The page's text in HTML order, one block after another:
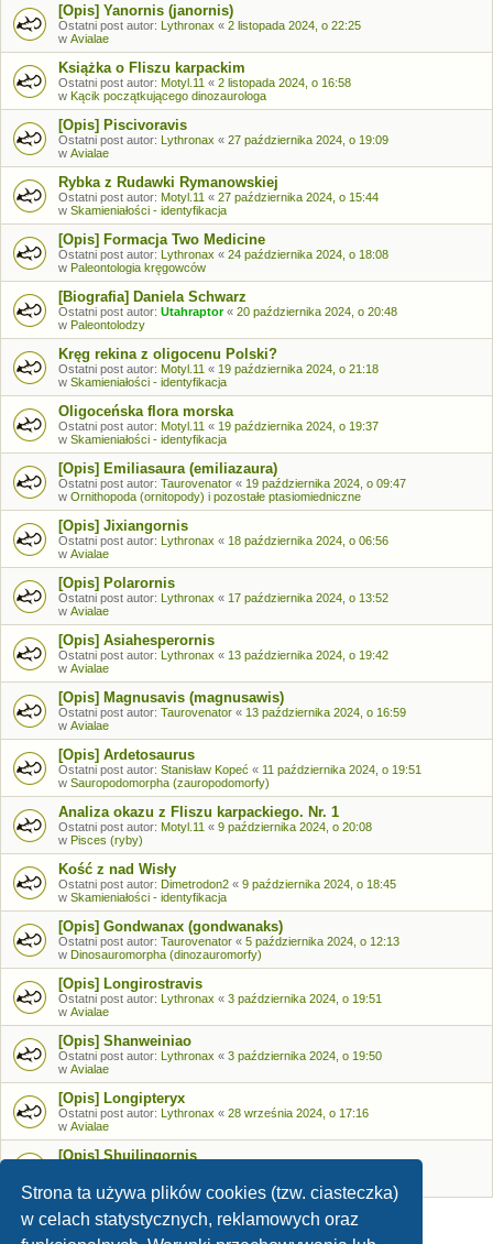
Strona ta używa plików cookies (tzw. ciasteczka)
w celach statystycznych, reklamowych oraz
[Opis] Yanornis (janornis)
Ostatni post autor: Lythronax « 2 listopada 2024, o 22:25
w Avialae
Książka o Fliszu karpackim
Ostatni post autor: Motyl.11 « 2 listopada 2024, o 16:58
w Kącik początkującego dinozaurologa
[Opis] Piscivoravis
Ostatni post autor: Lythronax « 27 października 2024, o 19:09
w Avialae
Rybka z Rudawki Rymanowskiej
Ostatni post autor: Motyl.11 « 27 października 2024, o 15:44
w Skamieniałości - identyfikacja
[Opis] Formacja Two Medicine
Ostatni post autor: Lythronax « 24 października 2024, o 18:08
w Paleontologia kręgowców
[Biografia] Daniela Schwarz
Ostatni post autor: Utahraptor« 20 października 2024, o 20:48
w Paleontolodzy
Kręg rekina z oligocenu Polski?
Ostatni post autor: Motyl.11 « 19 października 2024, o 21:18
w Skamieniałości - identyfikacja
Oligoceńska flora morska
Ostatni post autor: Motyl.11 « 19 października 2024, o 19:37
w Skamieniałości - identyfikacja
[Opis] Emiliasaura (emiliazaura)
Ostatni post autor: Taurovenator « 19 października 2024, o 09:47
w Ornithopoda (ornitopody) i pozostałe ptasiomiedniczne
[Opis] Jixiangornis
Ostatni post autor: Lythronax « 18 października 2024, o 06:56
w Avialae
[Opis] Polarornis
Ostatni post autor: Lythronax « 17 października 2024, o 13:52
w Avialae
[Opis] Asiahesperornis
Ostatni post autor: Lythronax « 13 października 2024, o 19:42
w Avialae
[Opis] Magnusavis (magnusawis)
Ostatni post autor: Taurovenator « 13 października 2024, o 16:59
w Avialae
[Opis] Ardetosaurus
Ostatni post autor: Stanisław Kopeć « 11 października 2024, o 19:51
w Sauropodomorpha (zauropodomorfy)
Analiza okazu z Fliszu karpackiego. Nr. 1
Ostatni post autor: Motyl.11 « 9 października 2024, o 20:08
w Pisces (ryby)
Kość z nad Wisły
Ostatni post autor: Dimetrodon2 « 9 października 2024, o 18:45
w Skamieniałości - identyfikacja
[Opis] Gondwanax (gondwanaks)
Ostatni post autor: Taurovenator « 5 października 2024, o 12:13
w Dinosauromorpha (dinozauromorfy)
[Opis] Longirostravis
Ostatni post autor: Lythronax « 3 października 2024, o 19:51
w Avialae
[Opis] Shanweiniao
Ostatni post autor: Lythronax « 3 października 2024, o 19:50
w Avialae
[Opis] Longipteryx
Ostatni post autor: Lythronax « 28 września 2024, o 17:16
w Avialae
[Opis] Shuilingornis